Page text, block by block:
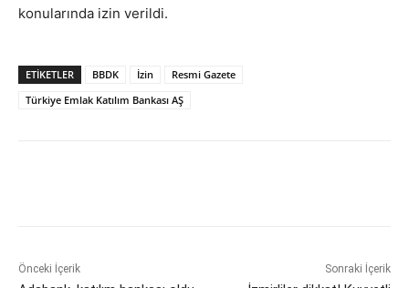
konularında izin verildi.
ETİKETLER BBDK İzin
Resmi Gazete
Türkiye Emlak Katılım Bankası AŞ
Önceki İçerik Sonraki İçerik